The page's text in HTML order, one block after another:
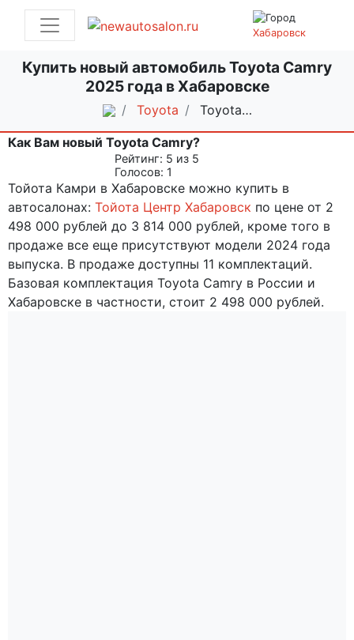
Хабаровск
Купить новый автомобиль Toyota Camry
2025 года в Хабаровске
Toyota Toyota…
Как Вам новый Toyota Camry?
Рейтинг: 5 из 5
Голосов: 1
Тойота Камри в Хабаровске можно купить в
автосалонах: Тойота Центр Хабаровск по цене от 2
498 000 рублей до 3 814 000 рублей, кроме того в
продаже все еще присутствуют модели 2024 года
выпуска. В продаже доступны 11 комплектаций.
Базовая комплектация Toyota Camry в России и
Хабаровске в частности, стоит 2 498 000 рублей.